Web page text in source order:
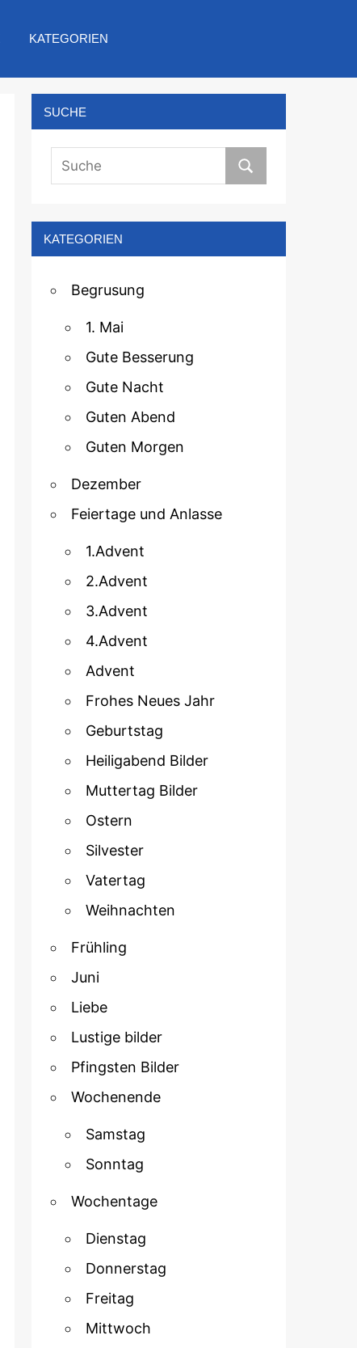
KATEGORIEN
SUCHE
KATEGORIEN
Begrusung
1. Mai
Gute Besserung
Gute Nacht
Guten Abend
Guten Morgen
Dezember
Feiertage und Anlasse
1.Advent
2.Advent
3.Advent
4.Advent
Advent
Frohes Neues Jahr
Geburtstag
Heiligabend Bilder
Muttertag Bilder
Ostern
Silvester
Vatertag
Weihnachten
Frühling
Juni
Liebe
Lustige bilder
Pfingsten Bilder
Wochenende
Samstag
Sonntag
Wochentage
Dienstag
Donnerstag
Freitag
Mittwoch